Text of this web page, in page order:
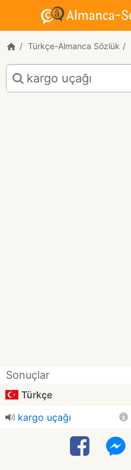
Türkçe-Almanca Sözlük
kargo
uçağı
için
Sonuçlar
Türkçe
kargo uçağı